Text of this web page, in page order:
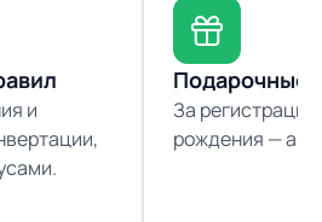
и
Подарочные
За
рождения —